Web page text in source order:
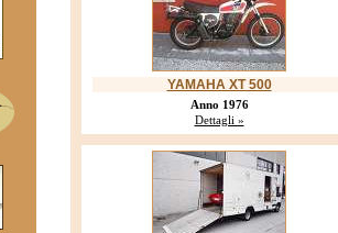
YAMAHA XT 500
Anno 1976
Dettagli »